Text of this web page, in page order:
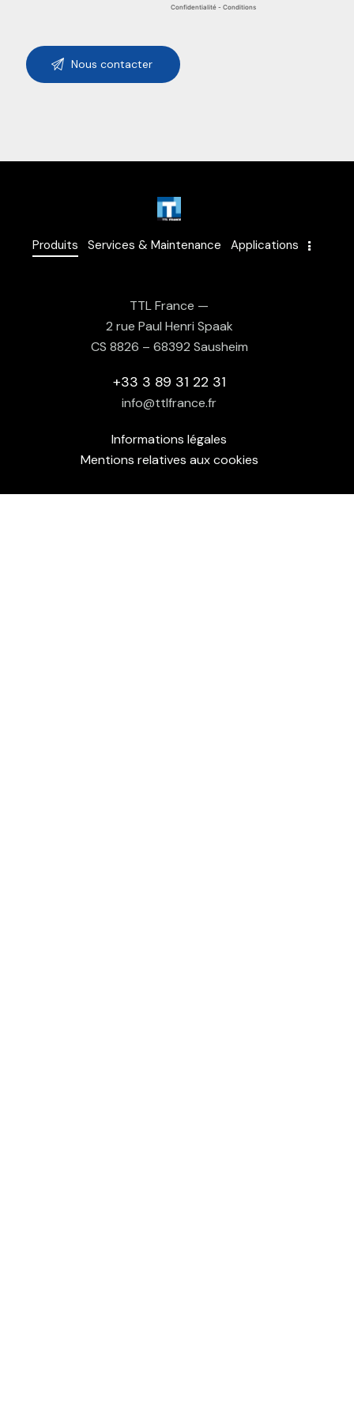
Produits Services & Maintenance Applications
TTL France —
2 rue Paul Henri Spaak
CS 8826 – 68392 Sausheim
+33 3 89 31 22 31
info@ttlfrance.fr
Informations légales
Mentions relatives aux cookies